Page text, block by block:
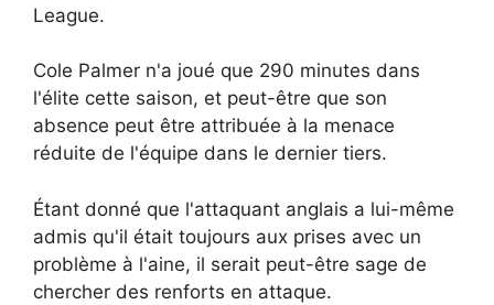
League.
Cole Palmer n'a joué que 290 minutes dans
l'élite cette saison, et peut-être que son
absence peut être attribuée à la menace
réduite de l'équipe dans le dernier tiers.
Étant donné que l'attaquant anglais a lui-même
admis qu'il était toujours aux prises avec un
problème à l'aine, il serait peut-être sage de
chercher des renforts en attaque.